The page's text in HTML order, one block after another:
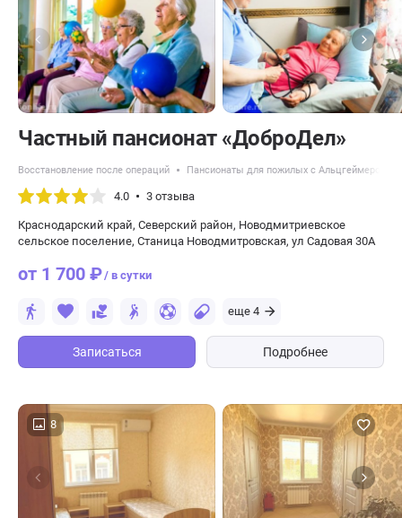
Частный пансионат «ДоброДел»
Восстановление после операций Пансионаты для пожилых с Альцгеймером
4.0 3 отзыва
Краснодарский край, Северский район, Новодмитриевское
сельское поселение, Станица Новодмитровская, ул Садовая 30А
от 1 700 ₽/ в сутки
еще 4
Записаться Подробнее
8